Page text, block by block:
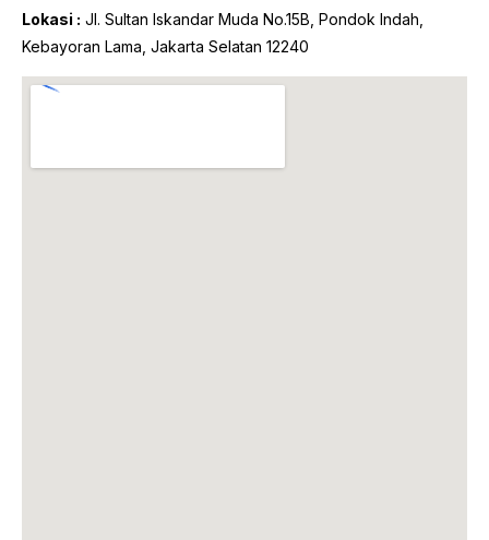
Lokasi : Jl. Sultan Iskandar Muda No.15B, Pondok Indah,
Kebayoran Lama, Jakarta Selatan 12240